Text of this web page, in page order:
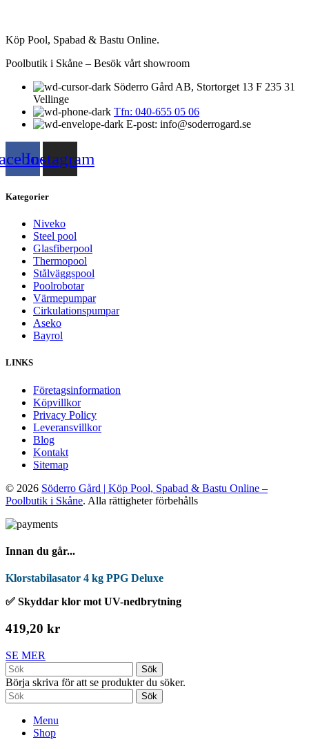
Köp Pool, Spabad & Bastu Online.
Poolbutik i Skåne – Besök vårt showroom
Söderro Gård AB, Stortorget 13 F 235 31
Vellinge
Tfn: 040-655 05 06
E-post: info@soderrogard.se
Instagram
Kategorier
Niveko
Steel pool
Glasfiberpool
Thermopool
Stålväggspool
Poolrobotar
Värmepumpar
Cirkulationspumpar
Aseko
Bayrol
LINKS
Företagsinformation
Köpvillkor
Privacy Policy
Leveransvillkor
Blog
Kontakt
Sitemap
© 2026 Söderro Gård | Köp Pool, Spabad & Bastu Online –
Poolbutik i Skåne. Alla rättigheter förbehålls
Innan du går...
Klorstabilasator 4 kg PPG Deluxe
✅ Skyddar klor mot UV-nedbrytning
419,20 kr
SE MER
Sök
Börja skriva för att se produkter du söker.
Sök
Menu
Shop